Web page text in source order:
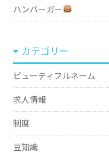
ハンバーガー
カテゴリー
ビューティフルネーム
求人情報
制度
豆知識